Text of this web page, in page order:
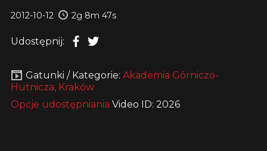
2012-10-12 2g 8m 47s
Udostępnij:
Gatunki / Kategorie: Akademia Górniczo-
Hutnicza, Kraków
Opcje udostępniania Video ID: 2026